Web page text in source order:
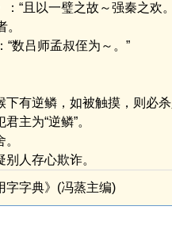
：“且以一璧之故～强秦之欢
“数吕师孟叔侄为～。”
下有逆鳞，如被触摸，则必
主为“逆鳞”。
别人存心欺诈。
字字典》(冯蒸主编)